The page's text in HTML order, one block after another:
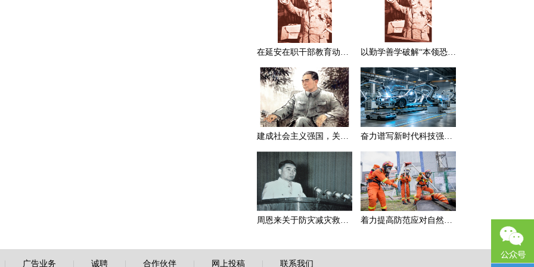
在延安在职干部教育动员大会上的讲话（节选） 以勤学善学破解“本领恐慌”
建成社会主义强国，关键在于实现科学技术现代化 奋力谱写新时代科技强国新篇章
周恩来关于防灾减灾救灾的一组论述 着力提高防范应对自然灾害能力
广告业务 诚聘| 合作伙伴| 网上投稿| 联系我们